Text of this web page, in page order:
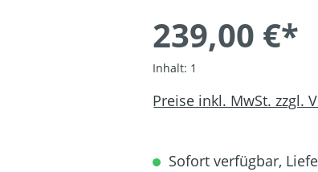
239,00 €*
Inhalt: 1
Preise inkl. MwSt. zzgl.
Sofort verfügbar,